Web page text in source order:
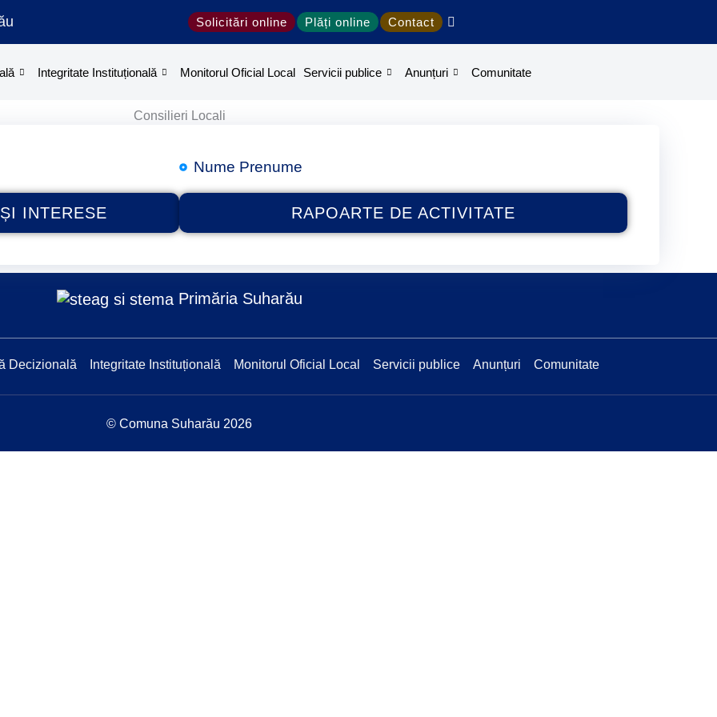
Solicitări online Plăți online Contact
Integritate Instituțională Monitorul Oficial Local Servicii publice Anunțuri Comunitate
Consilieri Locali
Nume Prenume
INTERESE RAPOARTE DE ACTIVITATE
Primăria Suharău
Decizională Integritate Instituțională Monitorul Oficial Local Servicii publice Anunțuri Comunitate
© Comuna Suharău 2026